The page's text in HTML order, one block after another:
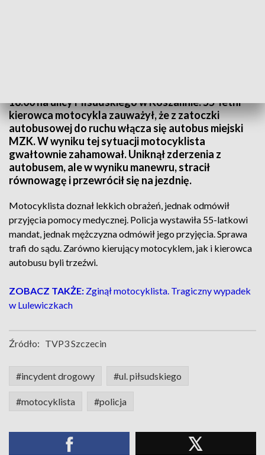
18:00 na ulicy Piłsudskiego w Koszalinie. 55-letni
kierowca motocykla zauważył, że z zatoczki
autobusowej do ruchu włącza się autobus miejski
MZK. W wyniku tej sytuacji motocyklista
gwałtownie zahamował. Uniknął zderzenia z
autobusem, ale w wyniku manewru, stracił
równowagę i przewrócił się na jezdnię.
Motocyklista doznał lekkich obrażeń, jednak odmówił
przyjęcia pomocy medycznej. Policja wystawiła 55-latkowi
mandat, jednak mężczyzna odmówił jego przyjęcia. Sprawa
trafi do sądu. Zarówno kierujący motocyklem, jak i kierowca
autobusu byli trzeźwi.
ZOBACZ TAKŻE: Zginął motocyklista. Tragiczny wypadek
w Lulewiczkach
Źródło: TVP3 Szczecin
#incydent drogowy #ul. piłsudskiego
#motocyklista #policja